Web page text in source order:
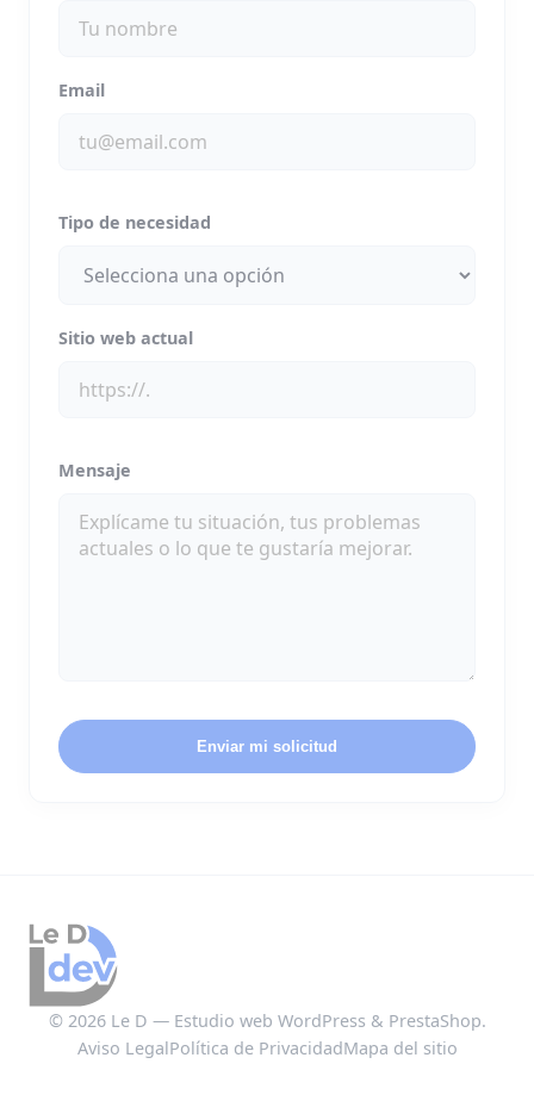
Email
Tipo de necesidad
Sitio web actual
Mensaje
Enviar mi solicitud
© 2026 Le D — Estudio web WordPress & PrestaShop.
Aviso LegalPolítica de PrivacidadMapa del sitio